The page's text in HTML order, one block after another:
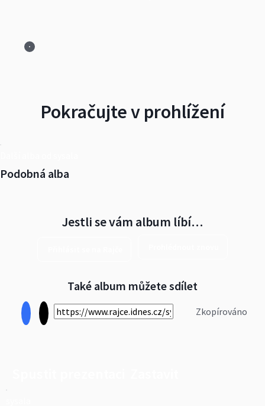
Pokračujte v prohlížení
Podobná alba
Jestli se vám album líbí…
Také album můžete sdílet
Zkopírováno